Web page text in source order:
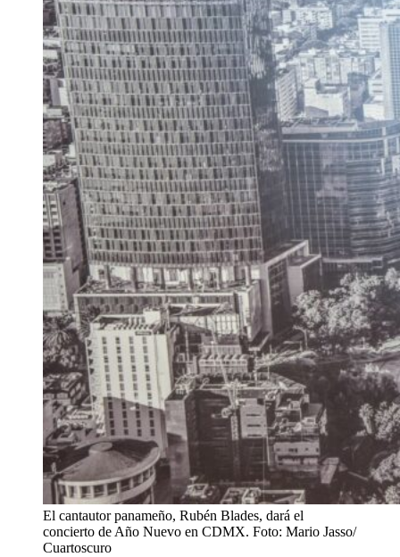
El cantautor panameño, Rubén Blades, dará el
concierto de Año Nuevo en CDMX. Foto: Mario Jasso/
Cuartoscuro